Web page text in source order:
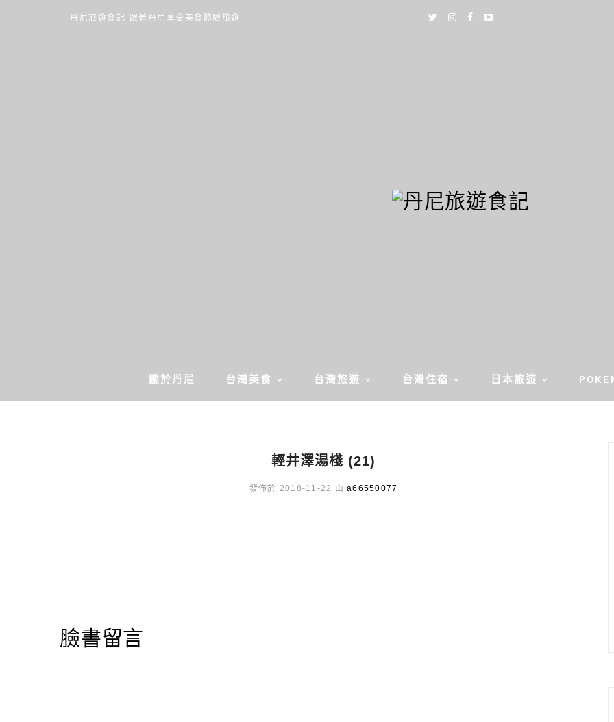
丹尼旅遊食記-跟著丹尼享受美食體驗旅遊
關於丹尼 台灣美食 台灣旅遊 台灣住宿 日本旅遊
輕井澤湯棧 (21)
發佈於 2018-11-22 由 a66550077
臉書留言